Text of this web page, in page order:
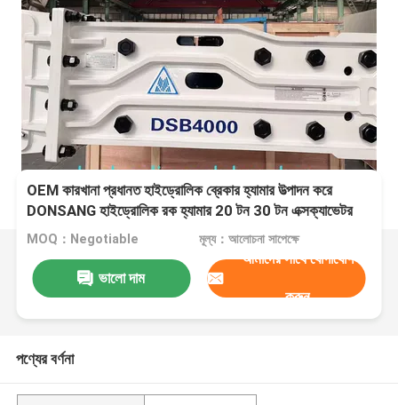
OEM কারখানা প্রধানত হাইড্রোলিক ব্রেকার হ্যামার উত্পাদন করে
DONSANG হাইড্রোলিক রক হ্যামার 20 টন 30 টন এক্সক্যাভেটর
হাইড্রোলিক রক ব্রেকার 135 মিমি প্রশস্ত চিজেলের সাথে HB20G
MOQ：Negotiable মূল্য：আলোচনা সাপেক্ষে
ভালো দাম
আমাদের সাথে যোগাযোগ
করুন
পণ্যের বর্ণনা